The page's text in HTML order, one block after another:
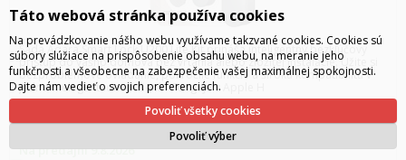
Sada Aqara Smart Lock U200 Lite Kit prináša inteligentný bezkľúčový
prístup do vášho domova bez vŕtania alebo zložitej inštalácie. Užite si
bezproblémové ovládanie, pokročilé funkcie a širokú kompatibilitu v
jednom elegantnom riešení. - Funguje s Apple H
skladom1 ks
Na predajni9.8.2026
Táto webová stránka používa cookies
Na prevádzkovanie nášho webu využívame takzvané cookies. Cookies sú
súbory slúžiace na prispôsobenie obsahu webu, na meranie jeho
funkčnosti a všeobecne na zabezpečenie vašej maximálnej spokojnosti.
Dajte nám vedieť o svojich preferenciách.
Povoliť výber
Povoliť všetky cookies